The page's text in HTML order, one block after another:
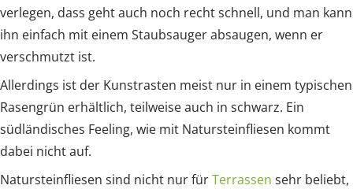
verlegen, dass geht auch noch recht schnell, und man kann
ihn einfach mit einem Staubsauger absaugen, wenn er
verschmutzt ist.
Allerdings ist der Kunstrasten meist nur in einem typischen
Rasengrün erhältlich, teilweise auch in schwarz. Ein
südländisches Feeling, wie mit Natursteinfliesen kommt
dabei nicht auf.
Natursteinfliesen sind nicht nur fürTerrassen sehr beliebt,